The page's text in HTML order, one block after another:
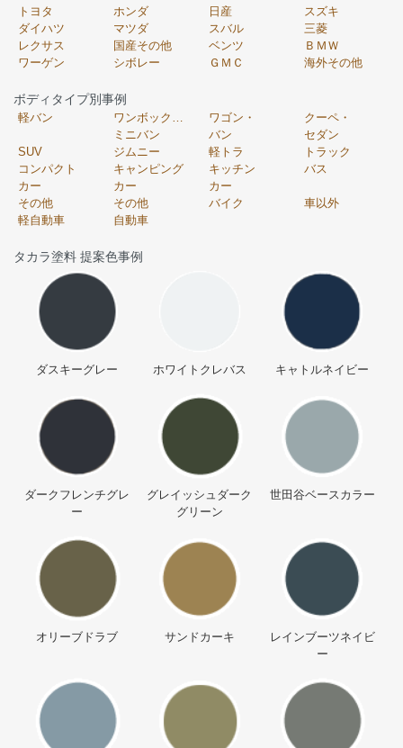
トヨタ ホンダ 日産
スズキ
ダイハツ
マツダ スバル
三菱
レクサス
国産その他 ベンツ
ＢＭＷ
ワーゲン
シボレー ＧＭＣ 海外その他
ボディタイプ別事例
軽バン
ミニバン
ワゴン・
バン
クーペ・
セダン
SUV
ジムニー 軽トラ
トラック
コンパクト
カー
キャンピング
カー
キッチン
カー
バス
その他
軽自動車
その他
自動車
バイク 車以外
タカラ塗料 提案色事例
ダスキーグレー ホワイトクレバス キャトルネイビー
ダークフレンチグレ
ー
グレイッシュダーク
グリーン
世田谷ベースカラー
オリーブドラブ サンドカーキ
レインブーツネイビ
ー